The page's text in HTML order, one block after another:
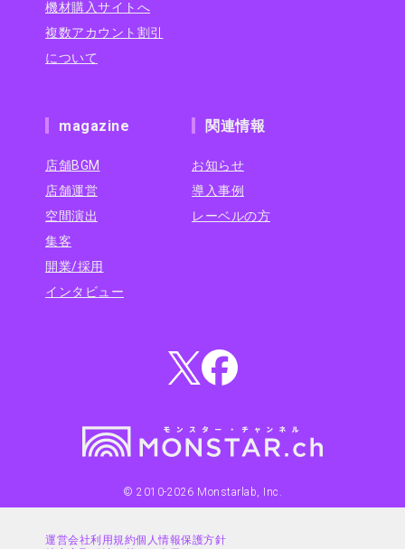
機材購入サイトへ
複数アカウント割引
について
magazine
店舗BGM
店舗運営
空間演出
集客
開業/採用
インタビュー
関連情報
お知らせ
導入事例
レーベルの方
© 2010-2026 Monstarlab, Inc.
運営会社利用規約個人情報保護方針